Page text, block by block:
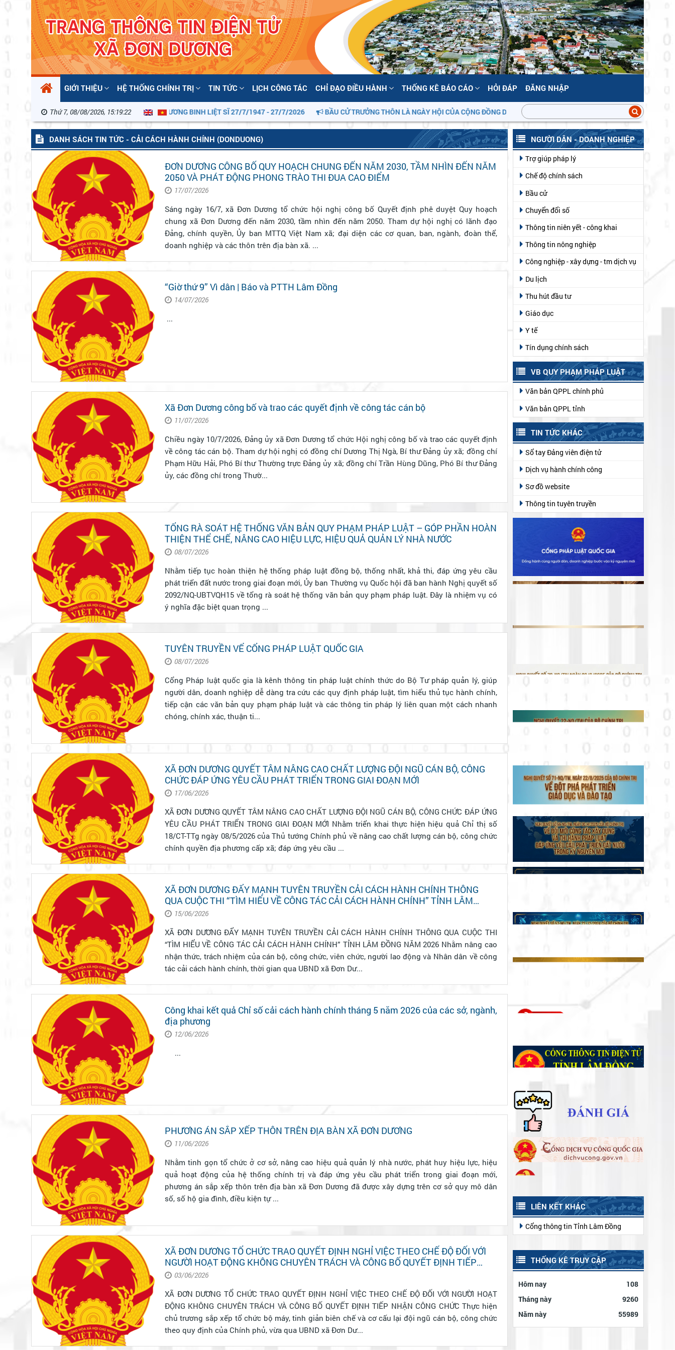
GIỚI THIỆU HỆ THỐNG CHÍNH TRỊ TIN TỨC LỊCH CÔNG TÁC CHỈ ĐẠO ĐIỀU HÀNH THỐNG KÊ BÁO CÁO HỎI ĐÁP ĐĂNG NHẬP
Thứ 7, 08/08/2026, 15:19:23
KỶ NIỆM 79 NĂM NGÀY THƯƠNG BINH LIỆT SĨ 27/7/1947 - 27/7/2026 BẦU CỬ TRƯỞNG THÔN LÀ NGÀY HỘI CỦA CỘNG ĐỒNG DÂN CƯ!
DANH SÁCH TIN TỨC - CẢI CÁCH HÀNH CHÍNH (DONDUONG)
ĐƠN DƯƠNG CÔNG BỐ QUY HOẠCH CHUNG ĐẾN NĂM 2030, TẦM NHÌN ĐẾN NĂM
2050 VÀ PHÁT ĐỘNG PHONG TRÀO THI ĐUA CAO ĐIỂM
17/07/2026
Sáng ngày 16/7, xã Đơn Dương tổ chức hội nghị công bố Quyết định phê duyệt Quy hoạch
chung xã Đơn Dương đến năm 2030, tầm nhìn đến năm 2050. Tham dự hội nghị có lãnh đạo
Đảng, chính quyền, Ủy ban MTTQ Việt Nam xã; đại diện các cơ quan, ban, ngành, đoàn thể,
doanh nghiệp và các thôn trên địa bàn xã. ...
“Giờ thứ 9” Vì dân | Báo và PTTH Lâm Đồng
14/07/2026
...
Xã Đơn Dương công bố và trao các quyết định về công tác cán bộ
11/07/2026
Chiều ngày 10/7/2026, Đảng ủy xã Đơn Dương tổ chức Hội nghị công bố và trao các quyết định
về công tác cán bộ. Tham dự hội nghị có đồng chí Dương Thị Ngà, Bí thư Đảng ủy xã; đồng chí
Phạm Hữu Hải, Phó Bí thư Thường trực Đảng ủy xã; đồng chí Trần Hùng Dũng, Phó Bí thư Đảng
ủy, các đồng chí trong Thườ...
TỔNG RÀ SOÁT HỆ THỐNG VĂN BẢN QUY PHẠM PHÁP LUẬT – GÓP PHẦN HOÀN
THIỆN THỂ CHẾ, NÂNG CAO HIỆU LỰC, HIỆU QUẢ QUẢN LÝ NHÀ NƯỚC
08/07/2026
Nhằm tiếp tục hoàn thiện hệ thống pháp luật đồng bộ, thống nhất, khả thi, đáp ứng yêu cầu
phát triển đất nước trong giai đoạn mới, Ủy ban Thường vụ Quốc hội đã ban hành Nghị quyết số
2092/NQ-UBTVQH15 về tổng rà soát hệ thống văn bản quy phạm pháp luật. Đây là nhiệm vụ có
ý nghĩa đặc biệt quan trọng ...
TUYÊN TRUYỀN VỂ CỔNG PHÁP LUẬT QUỐC GIA
08/07/2026
Cổng Pháp luật quốc gia là kênh thông tin pháp luật chính thức do Bộ Tư pháp quản lý, giúp
người dân, doanh nghiệp dễ dàng tra cứu các quy định pháp luật, tìm hiểu thủ tục hành chính,
tiếp cận các văn bản quy phạm pháp luật và các thông tin pháp lý liên quan một cách nhanh
chóng, chính xác, thuận ti...
XÃ ĐƠN DƯƠNG QUYẾT TÂM NÂNG CAO CHẤT LƯỢNG ĐỘI NGŨ CÁN BỘ, CÔNG
CHỨC ĐÁP ỨNG YÊU CẦU PHÁT TRIỂN TRONG GIAI ĐOẠN MỚI
17/06/2026
XÃ ĐƠN DƯƠNG QUYẾT TÂM NÂNG CAO CHẤT LƯỢNG ĐỘI NGŨ CÁN BỘ, CÔNG CHỨC ĐÁP ỨNG
YÊU CẦU PHÁT TRIỂN TRONG GIAI ĐOẠN MỚI Nhằm triển khai thực hiện hiệu quả Chỉ thị số
18/CT-TTg ngày 08/5/2026 của Thủ tướng Chính phủ về nâng cao chất lượng cán bộ, công chức
chính quyền địa phương cấp xã; đáp ứng yêu cầu ...
XÃ ĐƠN DƯƠNG ĐẨY MẠNH TUYÊN TRUYỀN CẢI CÁCH HÀNH CHÍNH THÔNG
QUA CUỘC THI “TÌM HIỂU VỀ CÔNG TÁC CẢI CÁCH HÀNH CHÍNH” TỈNH LÂM
ĐỒNG NĂM 2026
15/06/2026
XÃ ĐƠN DƯƠNG ĐẨY MẠNH TUYÊN TRUYỀN CẢI CÁCH HÀNH CHÍNH THÔNG QUA CUỘC THI
“TÌM HIỂU VỀ CÔNG TÁC CẢI CÁCH HÀNH CHÍNH” TỈNH LÂM ĐỒNG NĂM 2026 Nhằm nâng cao
nhận thức, trách nhiệm của cán bộ, công chức, viên chức, người lao động và Nhân dân về công
tác cải cách hành chính, thời gian qua UBND xã Đơn Dư...
Công khai kết quả Chỉ số cải cách hành chính tháng 5 năm 2026 của các sở, ngành,
địa phương
12/06/2026
...
PHƯƠNG ÁN SẮP XẾP THÔN TRÊN ĐỊA BÀN XÃ ĐƠN DƯƠNG
11/06/2026
Nhằm tinh gọn tổ chức ở cơ sở, nâng cao hiệu quả quản lý nhà nước, phát huy hiệu lực, hiệu
quả hoạt động của hệ thống chính trị và đáp ứng yêu cầu phát triển trong giai đoạn mới,
phương án sắp xếp thôn trên địa bàn xã Đơn Dương đã được xây dựng trên cơ sở quy mô dân
số, số hộ gia đình, điều kiện tự ...
XÃ ĐƠN DƯƠNG TỔ CHỨC TRAO QUYẾT ĐỊNH NGHỈ VIỆC THEO CHẾ ĐỘ ĐỐI VỚI
NGƯỜI HOẠT ĐỘNG KHÔNG CHUYÊN TRÁCH VÀ CÔNG BỐ QUYẾT ĐỊNH TIẾP
NHẬN CÔNG CHỨC
03/06/2026
XÃ ĐƠN DƯƠNG TỔ CHỨC TRAO QUYẾT ĐỊNH NGHỈ VIỆC THEO CHẾ ĐỘ ĐỐI VỚI NGƯỜI HOẠT
ĐỘNG KHÔNG CHUYÊN TRÁCH VÀ CÔNG BỐ QUYẾT ĐỊNH TIẾP NHẬN CÔNG CHỨC Thực hiện
chủ trương sắp xếp tổ chức bộ máy, tinh giản biên chế và cơ cấu lại đội ngũ cán bộ, công chức
theo quy định của Chính phủ, vừa qua UBND xã Đơn Dư...
NGƯỜI DÂN - DOANH NGHIỆP
Trợ giúp pháp lý
Chế độ chính sách
Bầu cử
Chuyển đổi số
Thông tin niên yết - công khai
Thông tin nông nghiệp
Công nghiệp - xây dựng - tm dịch vụ
Du lịch
Thu hút đầu tư
Giáo dục
Y tế
Tín dụng chính sách
VB QUY PHẠM PHÁP LUẬT
Văn bản QPPL chính phủ
Văn bản QPPL tỉnh
TIN TỨC KHÁC
Sổ tay Đảng viên điện tử
Dịch vụ hành chính công
Sơ đồ website
Thông tin tuyên truyền
LIÊN KẾT KHÁC
Cổng thông tin Tỉnh Lâm Đồng
THỐNG KÊ TRUY CẬP
Hôm nay
108
Tháng này
9260
Năm này
55989